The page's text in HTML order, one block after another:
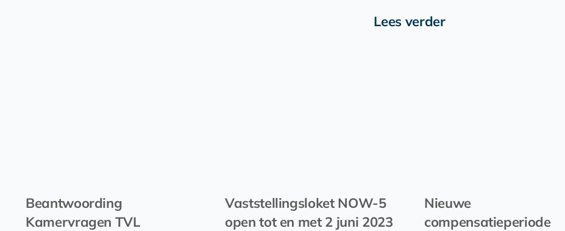
Lees verder
Beantwoording
Kamervragen TVL
Vaststellingsloket NOW-5
open tot en met 2 juni 2023
Nieuwe
compensatieperiode